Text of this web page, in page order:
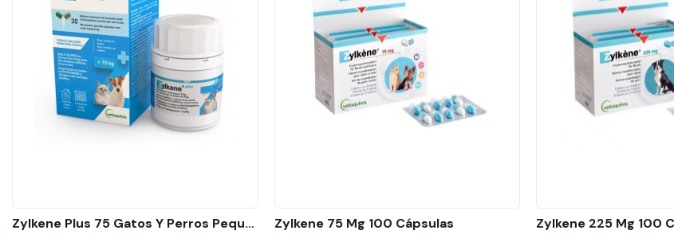
Zylkene Plus 75 Gatos Y Perros Pequeños 30 Caps. Zylkene 75 Mg 100 Cápsulas Zylkene 225 Mg 100